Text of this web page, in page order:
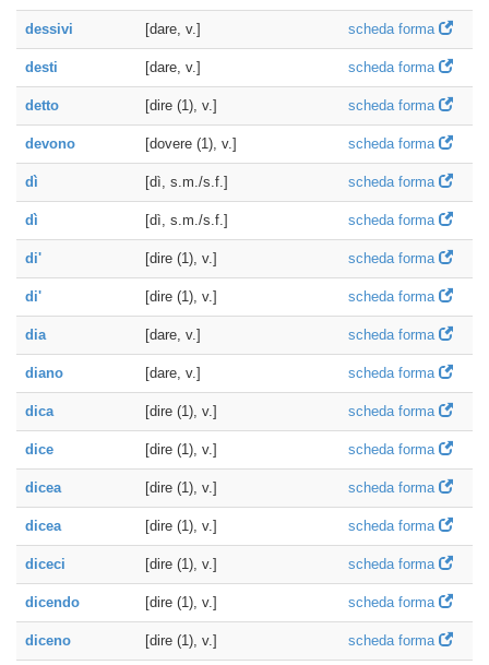
dessivi [dare, v.] scheda forma
desti [dare, v.] scheda forma
detto [dire (1), v.] scheda forma
devono [dovere (1), v.] scheda forma
dì [dì, s.m./s.f.] scheda forma
dì [dì, s.m./s.f.] scheda forma
di' [dire (1), v.] scheda forma
di' [dire (1), v.] scheda forma
dia [dare, v.] scheda forma
diano [dare, v.] scheda forma
dica [dire (1), v.] scheda forma
dice [dire (1), v.] scheda forma
dicea [dire (1), v.] scheda forma
dicea [dire (1), v.] scheda forma
diceci [dire (1), v.] scheda forma
dicendo [dire (1), v.] scheda forma
diceno [dire (1), v.] scheda forma